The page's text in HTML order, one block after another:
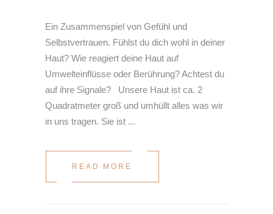
Ein Zusammenspiel von Gefühl und
Selbstvertrauen. Fühlst du dich wohl in deiner
Haut? Wie reagiert deine Haut auf
Umwelteinflüsse oder Berührung? Achtest du
auf ihre Signale? Unsere Haut ist ca. 2
Quadratmeter groß und umhüllt alles was wir
in uns tragen. Sie ist
READ MORE